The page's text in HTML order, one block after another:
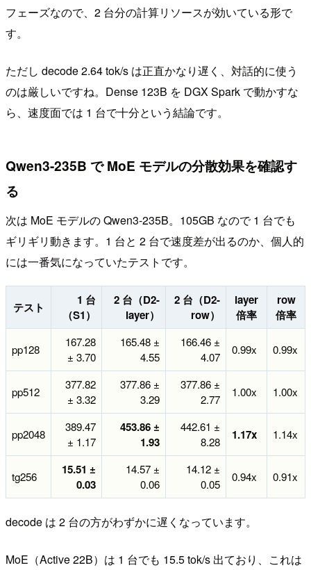
フェーズなので、2 台分の計算リソースが効いている形で
す。
ただし decode 2.64 tok/s は正直かなり遅く、対話的に使う
のは厳しいですね。Dense 123B を DGX Spark で動かすな
ら、速度面では 1 台で十分という結論です。
Qwen3-235B で MoE モデルの分散効果を確認す
る
次は MoE モデルの Qwen3-235B。105GB なので 1 台でも
ギリギリ動きます。1 台と 2 台で速度差が出るのか、個人的
には一番気になっていたテストです。
テスト
1 台
（S1）
2 台（D2-
layer）
2 台（D2-
row）
layer
倍率
row
倍率
pp128
167.28
± 3.70
165.48 ±
4.55
166.46 ±
4.07
0.99x 0.99x
pp512
377.82
± 3.32
377.86 ±
3.29
377.86 ±
2.77
1.00x 1.00x
pp2048
389.47
± 1.17
453.86 ±
1.93
442.61 ±
8.28
1.17x 1.14x
tg256
15.51 ±
0.03
14.57 ±
0.06
14.12 ±
0.05
0.94x 0.91x
decode は 2 台の方がわずかに遅くなっています。
MoE（Active 22B）は 1 台でも 15.5 tok/s 出ており、これは